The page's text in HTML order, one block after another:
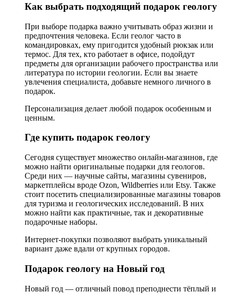
Как выбрать подходящий подарок геологу
При выборе подарка важно учитывать образ жизни и
предпочтения человека. Если геолог часто в
командировках, ему пригодится удобный рюкзак или
термос. Для тех, кто работает в офисе, подойдут
предметы для организации рабочего пространства или
литература по истории геологии. Если вы знаете
увлечения специалиста, добавьте немного личного в
подарок.
Персонализация делает любой подарок особенным и
ценным.
Где купить подарок геологу
Сегодня существует множество онлайн-магазинов, где
можно найти оригинальные подарки для геологов.
Среди них — научные сайты, магазины сувениров,
маркетплейсы вроде Ozon, Wildberries или Etsy. Также
стоит посетить специализированные магазины товаров
для туризма и геологических исследований. В них
можно найти как практичные, так и декоративные
подарочные наборы.
Интернет-покупки позволяют выбрать уникальный
вариант даже вдали от крупных городов.
Подарок геологу на Новый год
Новый год — отличный повод преподнести тёплый и